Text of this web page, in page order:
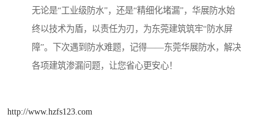
无论是“工业级防水”，还是“精细化堵漏”，华展防水始
终以技术为盾，以责任为刃，为东莞建筑筑牢“防水屏
障”。下次遇到防水难题，记得——东莞华展防水，解决
各项建筑渗漏问题，让您省心更安心！
http://www.hzfs123.com